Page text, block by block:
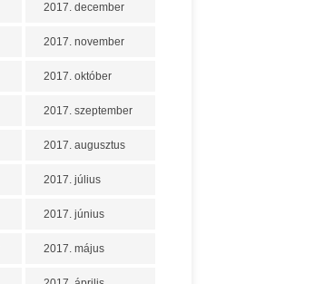
2017. december
2017. november
2017. október
2017. szeptember
2017. augusztus
2017. július
2017. június
2017. május